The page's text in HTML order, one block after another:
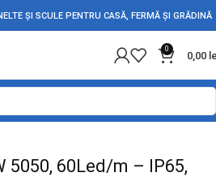
ȘI SCULE PENTRU CASĂ, FERMĂ ȘI GRĂDINĂ
0
0,00
Led
5050, 60Led/m – IP65,